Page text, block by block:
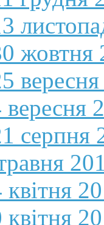
жовтня
серпня